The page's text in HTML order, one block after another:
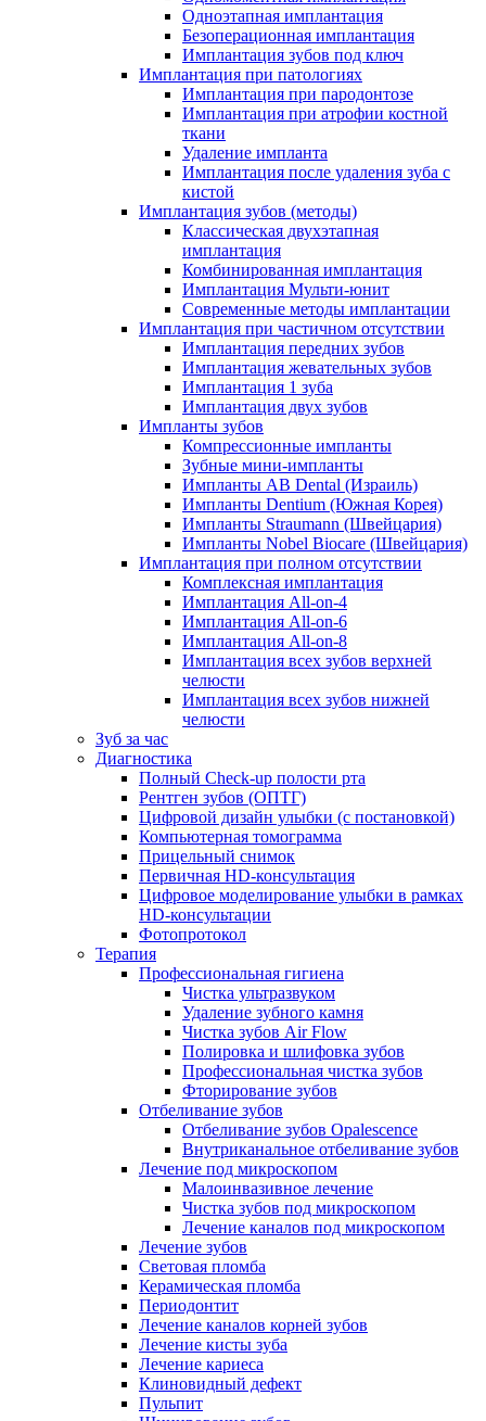
Одноэтапная имплантация
Безоперационная имплантация
Имплантация зубов под ключ
Имплантация при патологиях
Имплантация при пародонтозе
Имплантация при атрофии костной
ткани
Удаление импланта
Имплантация после удаления зуба с
кистой
Имплантация зубов (методы)
Классическая двухэтапная
имплантация
Комбинированная имплантация
Имплантация Мульти-юнит
Современные методы имплантации
Имплантация при частичном отсутствии
Имплантация передних зубов
Имплантация жевательных зубов
Имплантация 1 зуба
Имплантация двух зубов
Импланты зубов
Компрессионные импланты
Зубные мини-импланты
Импланты AB Dental (Израиль)
Импланты Dentium (Южная Корея)
Импланты Straumann (Швейцария)
Импланты Nobel Biocare (Швейцария)
Имплантация при полном отсутствии
Комплексная имплантация
Имплантация All-on-4
Имплантация All-on-6
Имплантация All-on-8
Имплантация всех зубов верхней
челюсти
Имплантация всех зубов нижней
челюсти
Зуб за час
Диагностика
Полный Check-up полости рта
Рентген зубов (ОПТГ)
Цифровой дизайн улыбки (с постановкой)
Компьютерная томограмма
Прицельный снимок
Первичная HD-консультация
Цифровое моделирование улыбки в рамках
HD-консультации
Фотопротокол
Терапия
Профессиональная гигиена
Чистка ультразвуком
Удаление зубного камня
Чистка зубов Air Flow
Полировка и шлифовка зубов
Профессиональная чистка зубов
Фторирование зубов
Отбеливание зубов
Отбеливание зубов Opalescence
Внутриканальное отбеливание зубов
Лечение под микроскопом
Малоинвазивное лечение
Чистка зубов под микроскопом
Лечение каналов под микроскопом
Лечение зубов
Световая пломба
Керамическая пломба
Периодонтит
Лечение каналов корней зубов
Лечение кисты зуба
Лечение кариеса
Клиновидный дефект
Пульпит